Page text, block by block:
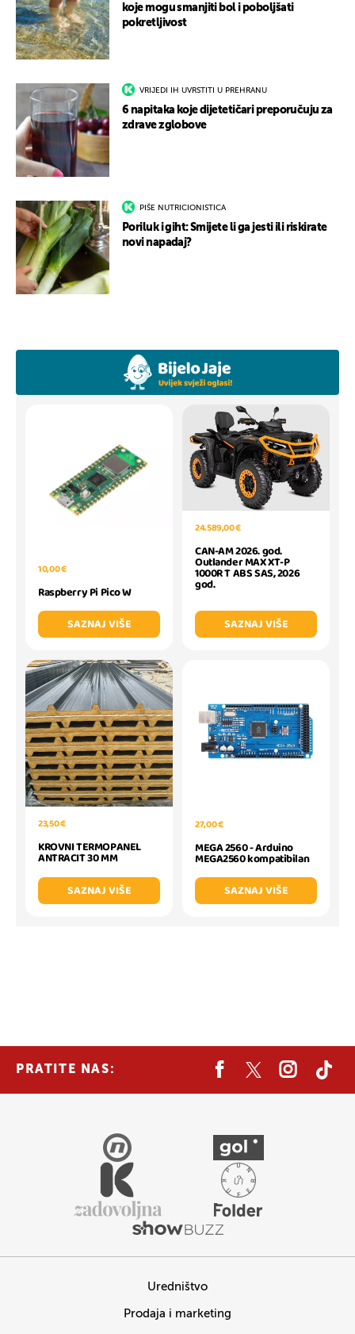
koje mogu smanjiti bol i poboljšati
pokretljivost
VRIJEDI IH UVRSTITI U PREHRANU
6 napitaka koje dijetetičari preporučuju za
zdrave zglobove
PIŠE NUTRICIONISTICA
Poriluk i giht: Smijete li ga jesti ili riskirate
novi napadaj?
10,00 €
Raspberry Pi Pico W
SAZNAJ VIŠE
24.589,00 €
CAN-AM 2026. god.
Outlander MAX XT-P
1000R T ABS SAS, 2026
god.
SAZNAJ VIŠE
23,50 €
KROVNI TERMOPANEL
ANTRACIT 30 MM
SAZNAJ VIŠE
27,00 €
MEGA 2560 - Arduino
MEGA2560 kompatibilan
SAZNAJ VIŠE
PRATITE NAS:
Uredništvo
Prodaja i marketing